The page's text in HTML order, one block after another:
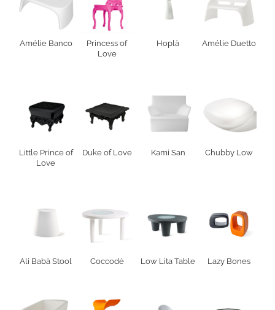
Amélie Banco
Princess of
Love
Hoplà Amélie Duetto
Little Prince of
Love
Duke of Love Kami San Chubby Low
Ali Babà Stool Coccodé Low Lita Table Lazy Bones